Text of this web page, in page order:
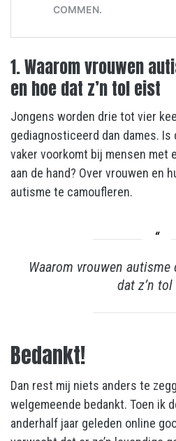
1. Waarom vrouwen
en hoe dat z’n tol eist
Jongens worden drie tot vier
gediagnosticeerd dan dames.
vaker voorkomt bij mensen met
aan de hand? Over vrouwen en
autisme te camoufleren.
Waarom vrouwen
dat z’n
Bedankt!
Dan rest mij niets anders te
welgemeende bedankt. Toen ik
anderhalf jaar geleden online